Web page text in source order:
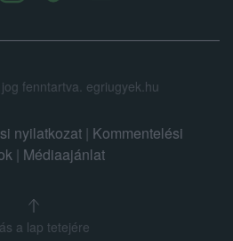
fenntartva. egriugyek.hu
nyilatkozat | Kommentelési
| Médiaajánlat
a lap tetejére